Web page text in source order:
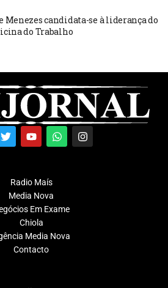
Menezes candidata-se à liderança do
do Trabalho
Radio Maís
Media Nova
Em Exame
Chiola
Media Nova
Contacto